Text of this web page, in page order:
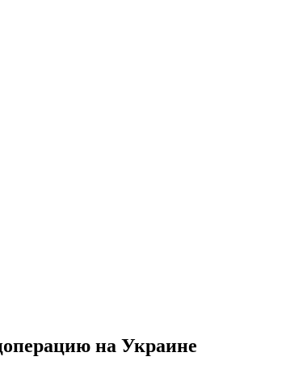
на Украине